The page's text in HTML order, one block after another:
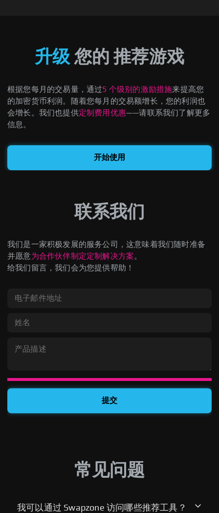
升级 您的推荐游戏
根据您每月的交易量，通过5 个级别的激励措施来提高您
的加密货币利润。随着您每月的交易额增长，您的利润也
会增长。我们也提供定制费用优惠——请联系我们了解更多
信息。
开始使用
联系我们
我们是一家积极发展的服务公司，这意味着我们随时准备
并愿意为合作伙伴制定定制解决方案。
给我们留言，我们会为您提供帮助！
提交
Your application has been received, we will contact
you soon. Thanks!
常见问题
我可以通过 Swapzone 访问哪些推荐工具？
流量货币化来说是很棒的。 API允许Swapzone 顺利
5个层次的收入；每个交易所的利润从0开始。 每笔
交易5%，每次交易最多可达0,25%，取决于您每月的
partners@swapzone.io
处注册联盟计划即可。您还可以
Changelly、SimpleSwap 等；您可以在此处查看完整
列表。如果您想成为我们的兑换提供商，请随时通过
与我们联系，并介绍一下您
的服务！